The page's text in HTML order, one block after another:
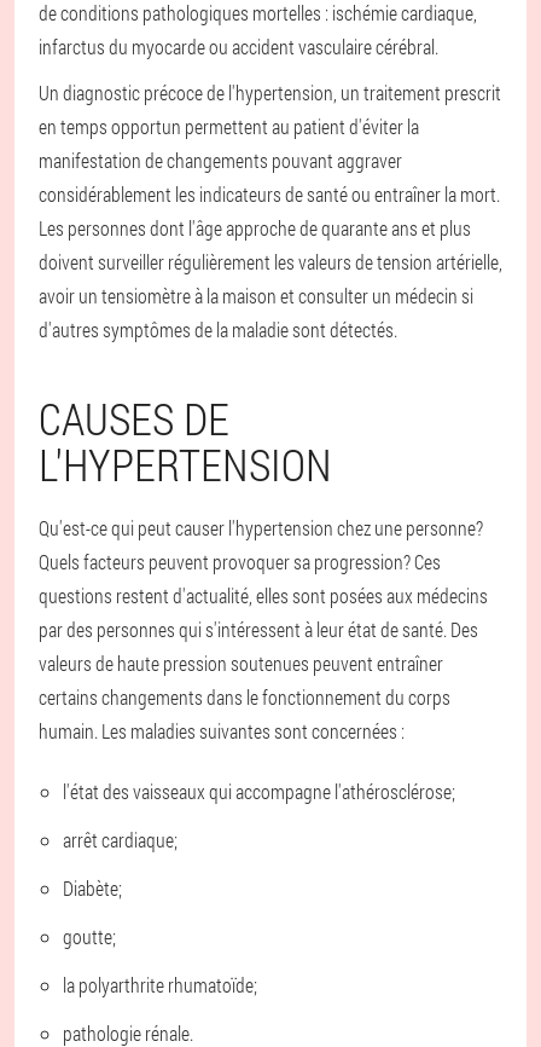
de conditions pathologiques mortelles : ischémie cardiaque,
infarctus du myocarde ou accident vasculaire cérébral.
Un diagnostic précoce de l'hypertension, un traitement prescrit
en temps opportun permettent au patient d'éviter la
manifestation de changements pouvant aggraver
considérablement les indicateurs de santé ou entraîner la mort.
Les personnes dont l'âge approche de quarante ans et plus
doivent surveiller régulièrement les valeurs de tension artérielle,
avoir un tensiomètre à la maison et consulter un médecin si
d'autres symptômes de la maladie sont détectés.
CAUSES DE
L'HYPERTENSION
Qu'est-ce qui peut causer l'hypertension chez une personne?
Quels facteurs peuvent provoquer sa progression? Ces
questions restent d'actualité, elles sont posées aux médecins
par des personnes qui s'intéressent à leur état de santé. Des
valeurs de haute pression soutenues peuvent entraîner
certains changements dans le fonctionnement du corps
humain. Les maladies suivantes sont concernées :
l'état des vaisseaux qui accompagne l'athérosclérose;
arrêt cardiaque;
Diabète;
goutte;
la polyarthrite rhumatoïde;
pathologie rénale.